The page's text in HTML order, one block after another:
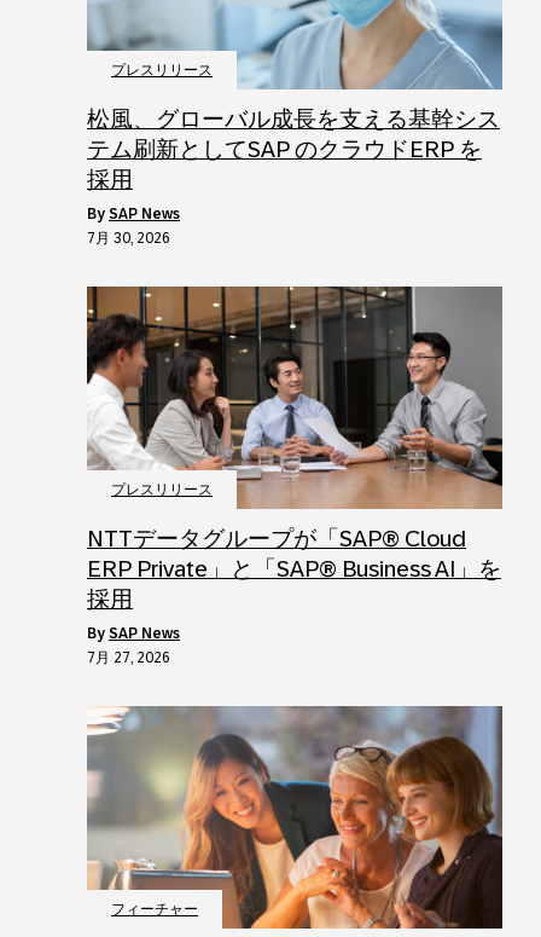
プレスリリース
松風、グローバル成長を支える基幹シス
テム刷新としてSAP のクラウドERP を
採用
by SAP News
7月 30, 2026
プレスリリース
NTTデータグループが「SAP® Cloud
ERP Private」と「SAP® Business AI」を
採用
by SAP News
7月 27, 2026
フィーチャー